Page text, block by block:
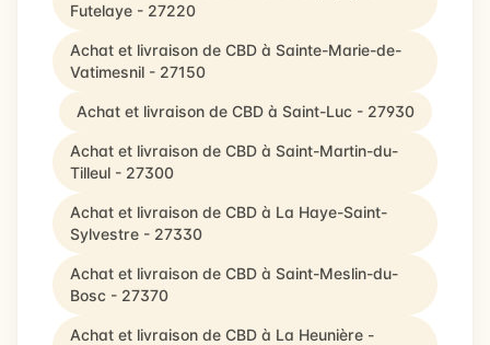
Futelaye - 27220
Achat et livraison de CBD à Sainte-Marie-de-
Vatimesnil - 27150
Achat et livraison de CBD à Saint-Luc - 27930
Achat et livraison de CBD à Saint-Martin-du-
Tilleul - 27300
Achat et livraison de CBD à La Haye-Saint-
Sylvestre - 27330
Achat et livraison de CBD à Saint-Meslin-du-
Bosc - 27370
Achat et livraison de CBD à La Heunière -